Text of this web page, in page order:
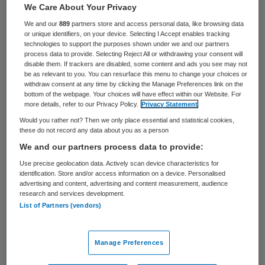
Mariëtte Hamer blijft voorzitter van de
Sociaal-Economische Raad (SER). Ze is voor
een periode van twee jaar herbenoemd. De
ministerraad is vrijdag akkoord gegaan met
een voorstel van minister Lodewijk Asscher
van Sociale Zaken.
Hamer was van 1998 tot 2014 lid van de
Tweede Kamer voor de PvdA en werd
aansluitend SER-voorzitter.
De SER geeft aan regering en parlement
economisch beleid. De raad bestaat voor
twee derde deel uit leden van werkgevers-
We Care About Your Privacy
We and our889 partners store and access personal data, like browsing data
or unique identifiers, on your device. Selecting I Accept enables tracking
technologies to support the purposes shown under we and our partners
process data to provide. Selecting Reject All or withdrawing your consent will
disable them. If trackers are disabled, some content and ads you see may not
be as relevant to you. You can resurface this menu to change your choices or
withdraw consent at any time by clicking the Manage Preferences link on the
bottom of the webpage. Your choices will have effect within our Website. For
more details, refer to our Privacy Policy.
Privacy Statement
Would you rather not? Then we only place essential and statistical cookies,
these do not record any data about you as a person
We and our partners process data to provide:
Use precise geolocation data. Actively scan device characteristics for
identification. Store and/or access information on a device. Personalised
advertising and content, advertising and content measurement, audience
research and services development.
List of Partners (vendors)
Manage Preferences